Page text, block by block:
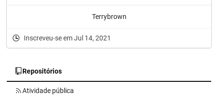
Terrybrown
Inscreveu-se em Jul 14, 2021
Repositórios
Atividade pública